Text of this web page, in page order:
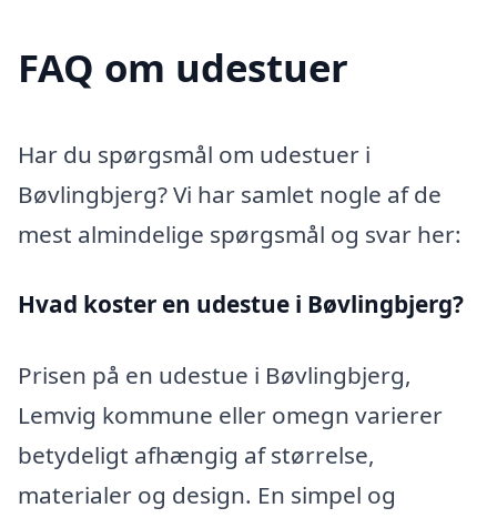
FAQ om udestuer
Har du spørgsmål om udestuer i
Bøvlingbjerg? Vi har samlet nogle af de
mest almindelige spørgsmål og svar her:
Hvad koster en udestue i Bøvlingbjerg?
Prisen på en udestue i Bøvlingbjerg,
Lemvig kommune eller omegn varierer
betydeligt afhængig af størrelse,
materialer og design. En simpel og